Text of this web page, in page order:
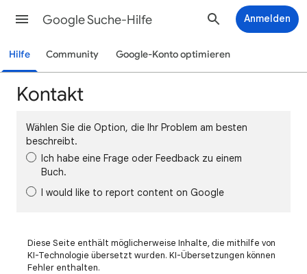
Google Suche-Hilfe Anmelden
Hilfe Community Google-Konto optimieren
Kontakt
Wählen Sie die Option, die Ihr Problem am besten
beschreibt.
Ich habe eine Frage oder Feedback zu einem
Buch.
I would like to report content on Google
Diese Seite enthält möglicherweise Inhalte, die mithilfe von
KI-Technologie übersetzt wurden. KI-Übersetzungen können
Fehler enthalten.